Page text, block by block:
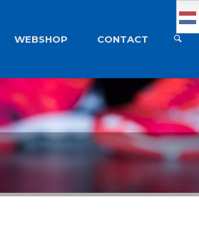
WEBSHOP CONTACT